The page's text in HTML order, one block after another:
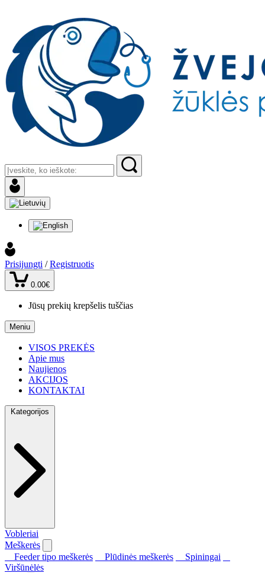
Prisijungti / Registruotis
0.00€
Jūsų prekių krepšelis tuščias
Meniu
VISOS PREKĖS
Apie mus
Naujienos
AKCIJOS
KONTAKTAI
Kategorijos
Vobleriai
Meškerės
Feeder tipo meškerės
Plūdinės meškerės
Spiningai
Viršūnėlės